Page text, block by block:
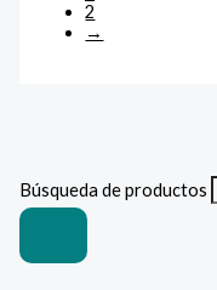
Búsqueda de productos
2
→